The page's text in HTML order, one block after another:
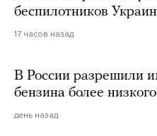
беспилотников
17 часов назад
В России разрешили
бензина более
день назад